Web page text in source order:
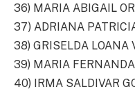
36) MARIA ABIGAIL
37) ADRIANA
38) GRISELDA LOANA
39) MARIA
40) IRMA SALDIVAR